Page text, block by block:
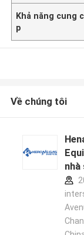
Khả năng cung
p
Về chúng tôi
nhà